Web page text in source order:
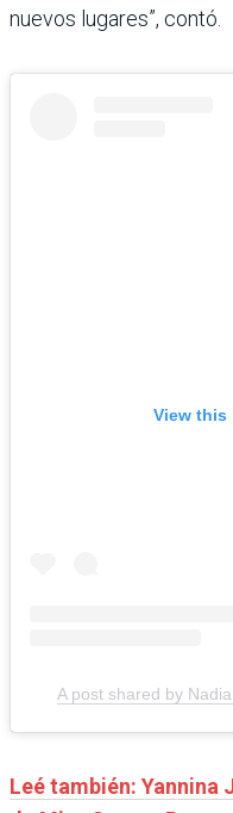
nuevos lugares”, contó.
View this
A post shared by
Leé también: